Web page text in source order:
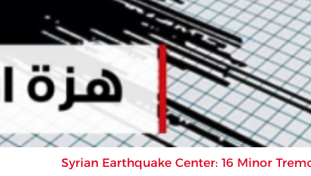
Syrian Earthquake Center: 16 Minor